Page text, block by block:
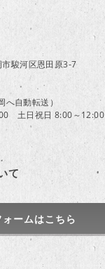
駿河区恩田原3-7
自動転送）
土日祝日 8:00～12:00
て
ームはこちら